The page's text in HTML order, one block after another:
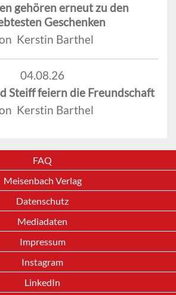
gehören erneut zu den
Geschenken
Kerstin Barthel
04.08.26
Steiff feiern die Freundschaft
Kerstin Barthel
FAQ
Meisenbach Verlag
Datenschutz
Mediadaten
Impressum
Instagram
LinkedIn